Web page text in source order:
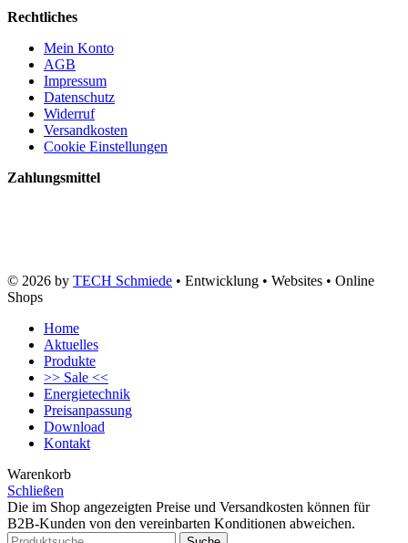
Rechtliches
Mein Konto
AGB
Impressum
Datenschutz
Widerruf
Versandkosten
Cookie Einstellungen
Zahlungsmittel
© 2026 by TECH Schmiede • Entwicklung • Websites • Online
Shops
Home
Aktuelles
Produkte
>> Sale <<
Energietechnik
Preisanpassung
Download
Kontakt
Warenkorb
Schließen
Die im Shop angezeigten Preise und Versandkosten können für
B2B-Kunden von den vereinbarten Konditionen abweichen.